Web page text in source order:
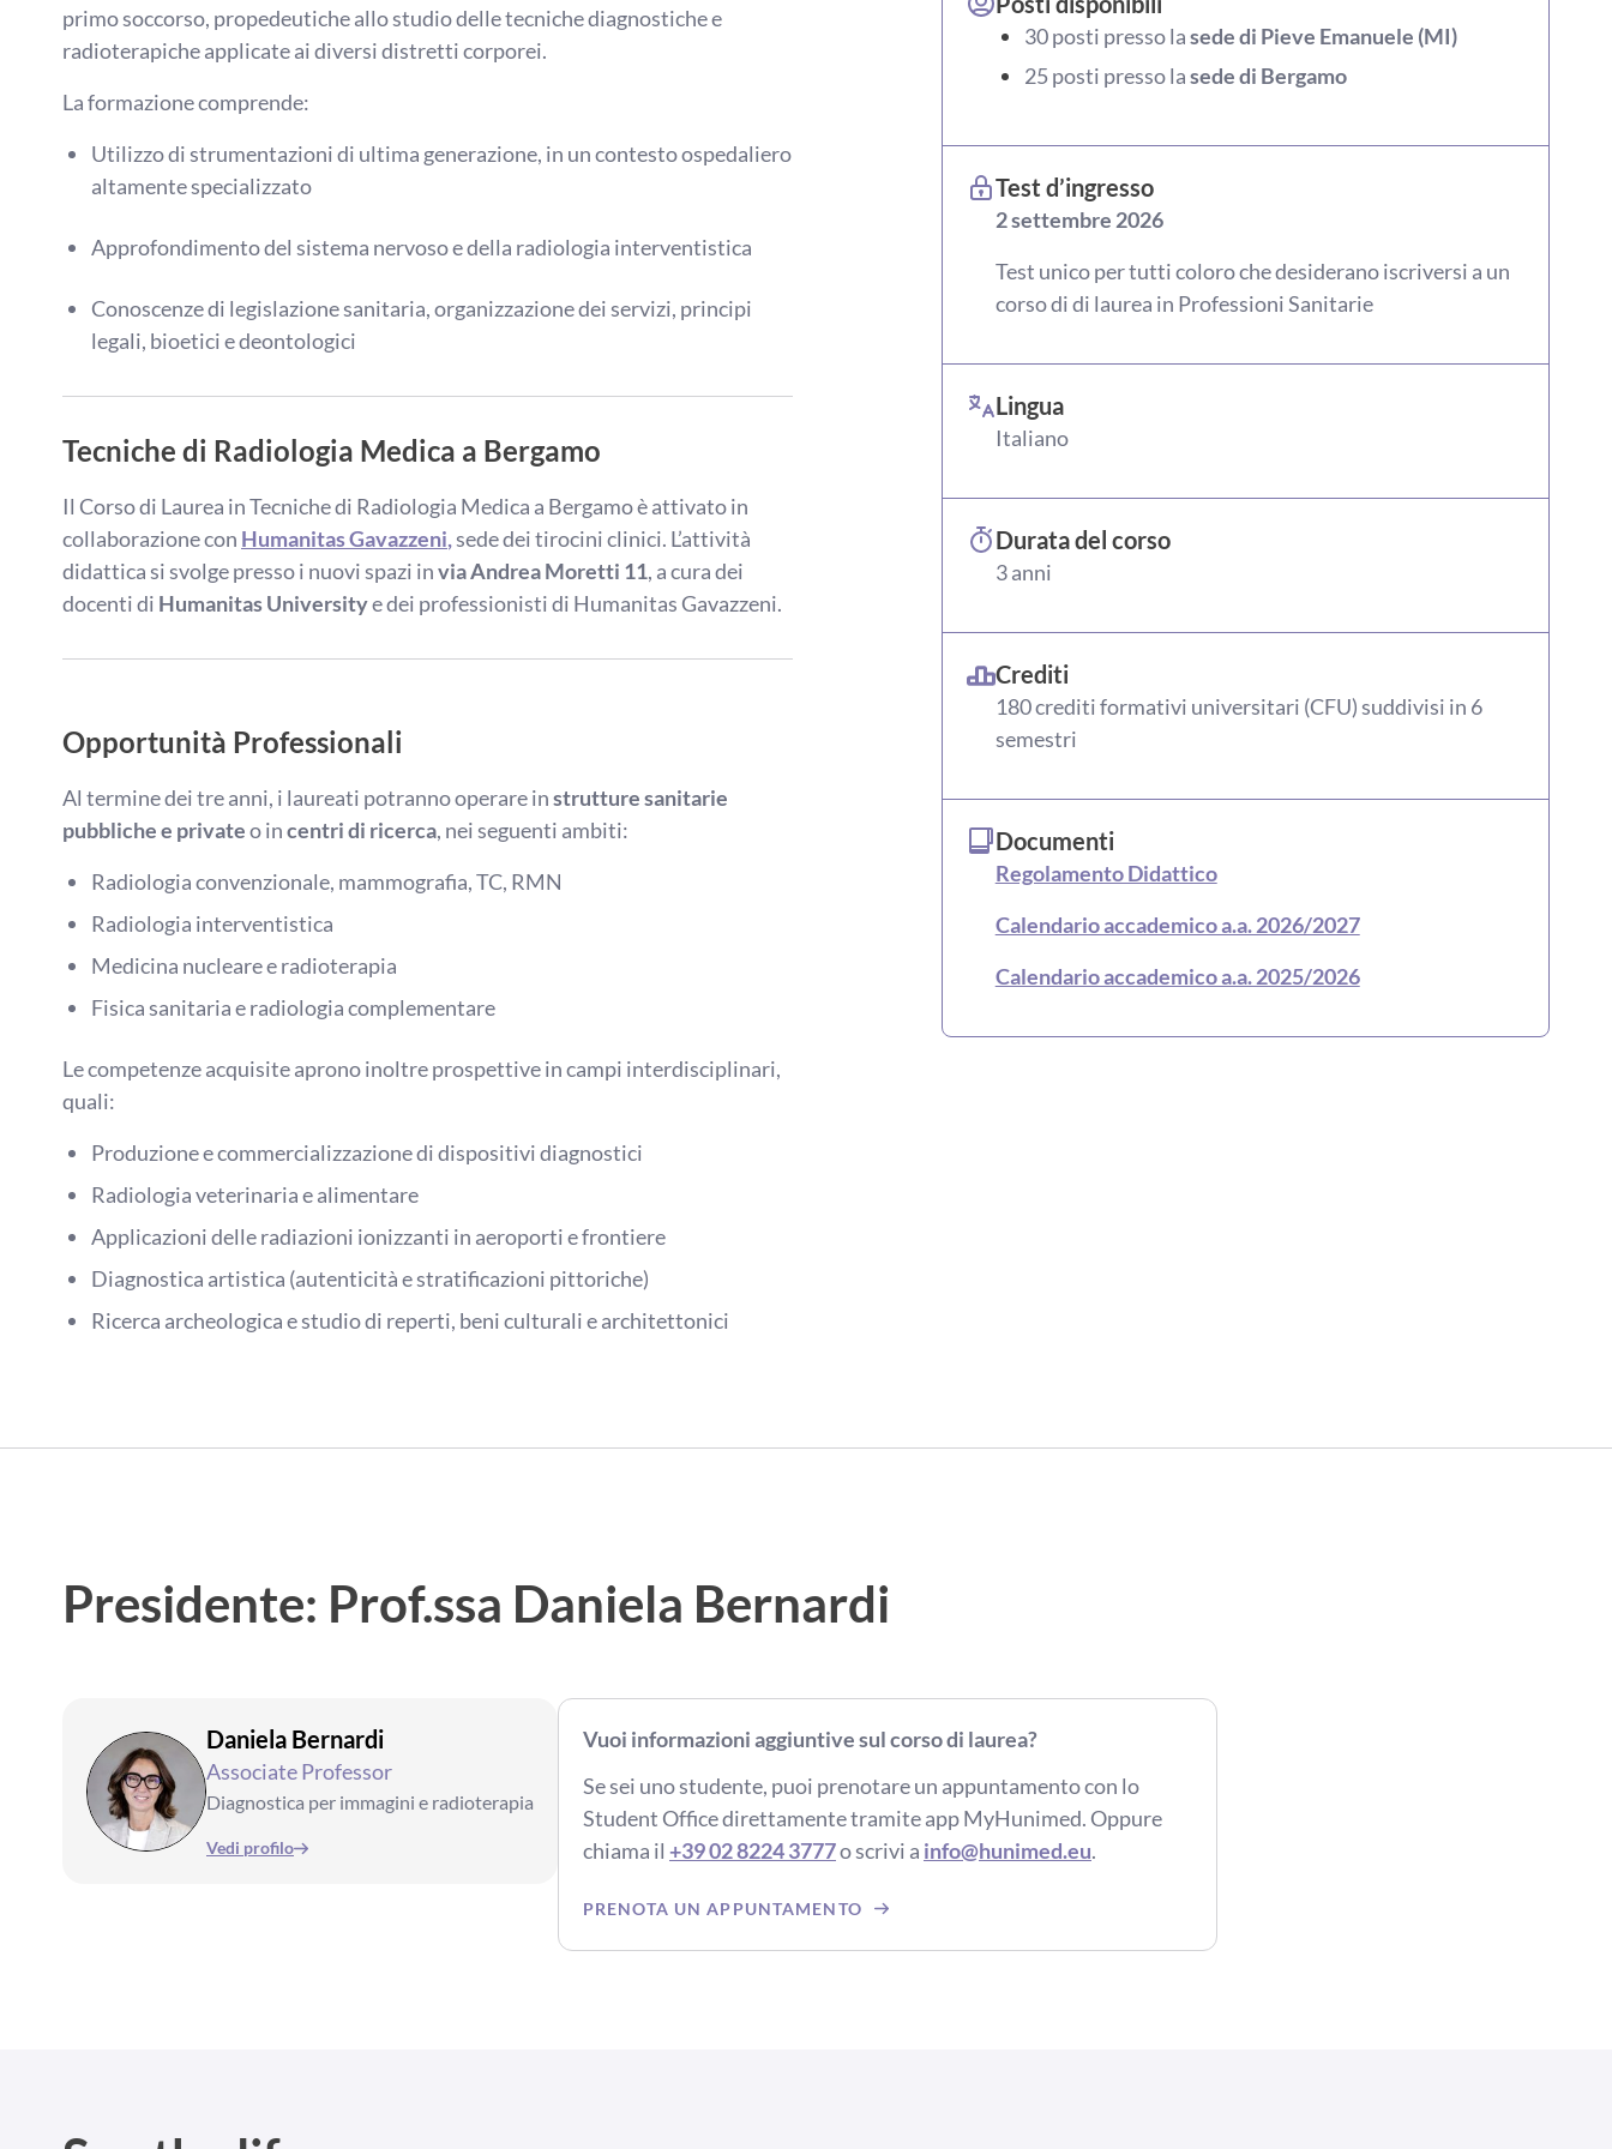
primo soccorso, propedeutiche allo studio delle tecniche diagnostiche e
radioterapiche applicate ai diversi distretti corporei.
La formazione comprende:
Utilizzo di strumentazioni di ultima generazione, in un contesto ospedaliero
altamente specializzato
Approfondimento del sistema nervoso e della radiologia interventistica
Conoscenze di legislazione sanitaria, organizzazione dei servizi, principi
legali, bioetici e deontologici
Tecniche di Radiologia Medica a Bergamo
Il Corso di Laurea in Tecniche di Radiologia Medica a Bergamo è attivato in
collaborazione con Humanitas Gavazzeni,sede dei tirocini clinici. L’attività
didattica si svolge presso i nuovi spazi invia Andrea Moretti 11, a cura dei
docenti di Humanitas Universitye dei professionisti di Humanitas Gavazzeni.
Opportunità Professionali
Al termine dei tre anni, i laureati potranno operare instrutture sanitarie
pubbliche e privateo incentri di ricerca, nei seguenti ambiti:
Radiologia convenzionale, mammografia, TC, RMN
Radiologia interventistica
Medicina nucleare e radioterapia
Fisica sanitaria e radiologia complementare
Le competenze acquisite aprono inoltre prospettive in campi interdisciplinari,
quali:
Produzione e commercializzazione di dispositivi diagnostici
Radiologia veterinaria e alimentare
Applicazioni delle radiazioni ionizzanti in aeroporti e frontiere
Diagnostica artistica (autenticità e stratificazioni pittoriche)
Ricerca archeologica e studio di reperti, beni culturali e architettonici
30 posti presso lasede di Pieve Emanuele (MI)
25 posti presso lasede di Bergamo
Test d’ingresso
2 settembre 2026
Test unico per tutti coloro che desiderano iscriversi a un
corso di di laurea in Professioni Sanitarie
Lingua
Italiano
Durata del corso
3 anni
Crediti
180 crediti formativi universitari (CFU) suddivisi in 6
semestri
Documenti
Regolamento Didattico
Calendario accademico a.a. 2026/2027
Calendario accademico a.a. 2025/2026
Presidente: Prof.ssa Daniela Bernardi
Daniela Bernardi
Associate Professor
Diagnostica per immagini e radioterapia
Vedi profilo
Vuoi informazioni aggiuntive sul corso di laurea?
Se sei uno studente, puoi prenotare un appuntamento con lo
Student Office direttamente tramite app MyHunimed. Oppure
chiama il +39 02 8224 3777o scrivi a info@hunimed.eu.
PRENOTA UN APPUNTAMENTO